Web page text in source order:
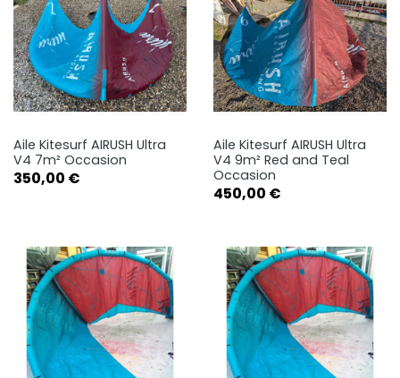
Aile Kitesurf AIRUSH Ultra
V4 7m² Occasion
Prix
350,00 €
Aile Kitesurf AIRUSH Ultra
V4 9m² Red and Teal
Occasion
Prix
450,00 €